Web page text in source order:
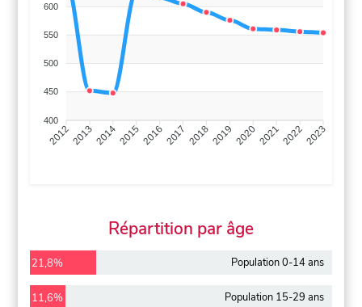
600
550
500
450
400
201220132014201520162017 20182019 2020202120222023
Répartition par âge
21,8% Population 0-14 ans
11,6% Population 15-29 ans